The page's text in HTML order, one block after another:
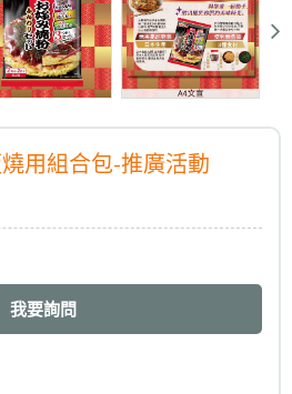
燒用組合包-推廣活動
我要詢問